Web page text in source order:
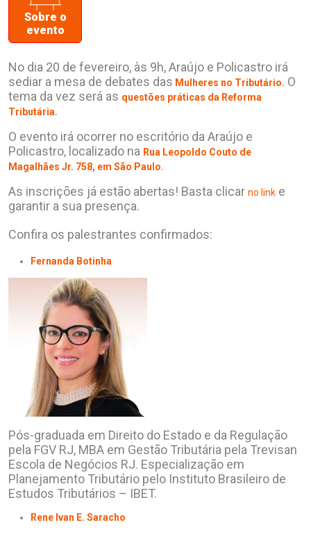
Sobre o
evento
No dia 20 de fevereiro, às 9h, Araújo e Policastro irá
sediar a mesa de debates das Mulheres no Tributário. O
tema da vez será as questões práticas da Reforma
Tributária.
O evento irá ocorrer no escritório da Araújo e
Policastro, localizado na Rua Leopoldo Couto de
Magalhães Jr. 758, em São Paulo.
As inscrições já estão abertas! Basta clicar no link e
garantir a sua presença.
Confira os palestrantes confirmados:
Fernanda Botinha
Pós-graduada em Direito do Estado e da Regulação
pela FGV RJ, MBA em Gestão Tributária pela Trevisan
Escola de Negócios RJ. Especialização em
Planejamento Tributário pelo Instituto Brasileiro de
Estudos Tributários – IBET.
Rene Ivan E. Saracho